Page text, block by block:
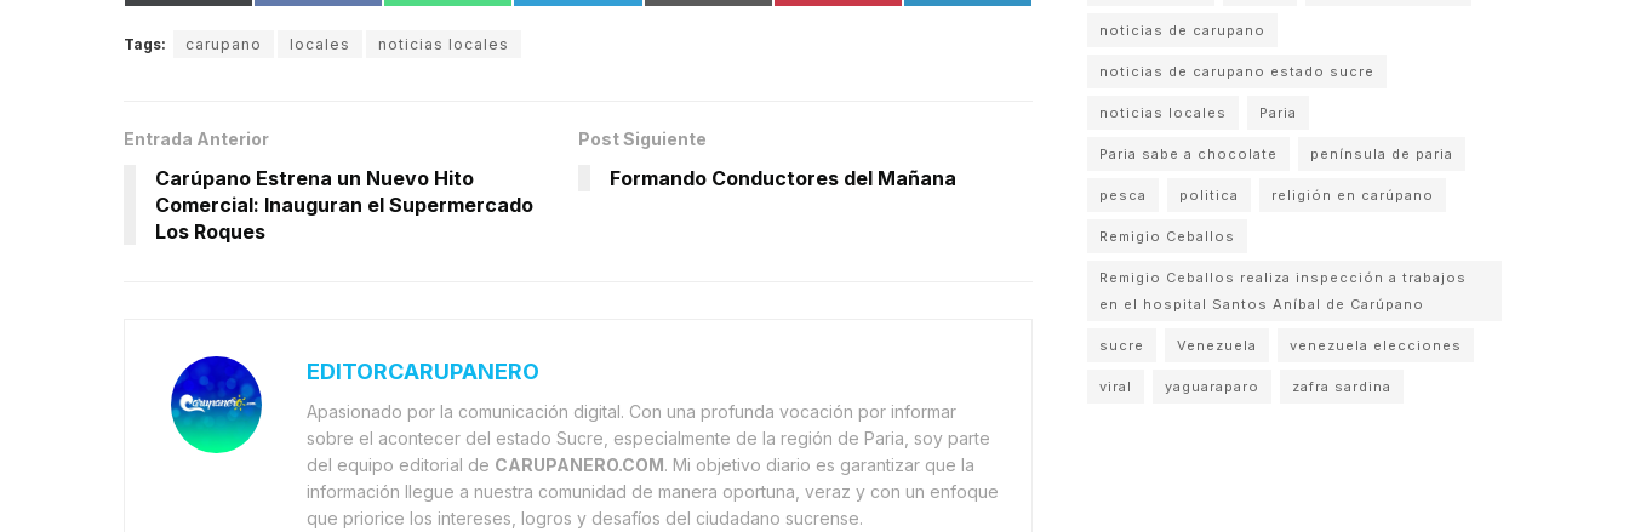
Tags: carupano locales noticias locales
Entrada Anterior
Carúpano Estrena un Nuevo Hito
Comercial: Inauguran el Supermercado
Los Roques
Post Siguiente
Formando Conductores del Mañana
EDITORCARUPANERO
Apasionado por la comunicación digital. Con una profunda vocación por informar
sobre el acontecer del estado Sucre, especialmente de la región de Paria, soy parte
del equipo editorial de CARUPANERO.COM. Mi objetivo diario es garantizar que la
información llegue a nuestra comunidad de manera oportuna, veraz y con un enfoque
que priorice los intereses, logros y desafíos del ciudadano sucrense.
noticias de carupano
noticias de carupano estado sucre
noticias locales Paria
Paria sabe a chocolate península de paria
pesca politica religión en carúpano
Remigio Ceballos
Remigio Ceballos realiza inspección a trabajos
en el hospital Santos Aníbal de Carúpano
sucre Venezuela venezuela elecciones
viral yaguaraparo zafra sardina